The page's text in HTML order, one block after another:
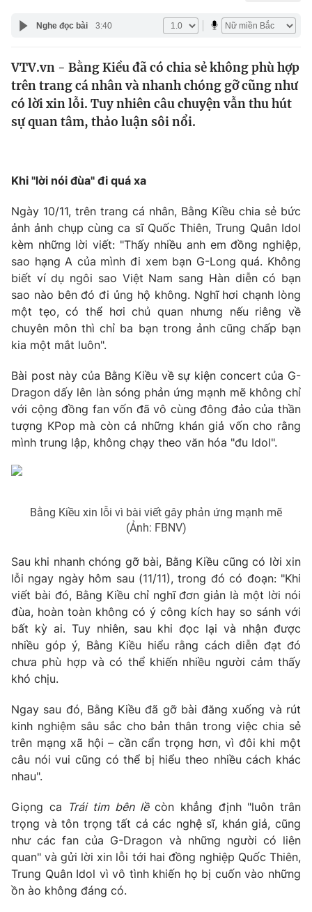
Y tế
Thế giới
Tin tức
Thế giới đó đây
Kinh tế
Phim VTV
Hậu trường
Nhân vật
Khán giả
Giải sao mai
Giải trí
Điện ảnh
Âm nhạc
Sao
Đời sống
Du lịch
Làm đẹp
Giáo dục
Tuyển sinh
Học trực tuyến
Công nghệ
Hitech Công nghệ tương lai
Sản phẩm
Thị trường
Tư vấn
Giao lưu trực tuyến
Lịch phát sóng
Emagazine Podcast
Photo Infographic
Video Shorts video
VTV Money VTV Thể thao
VTV Sức khoẻ
Thị trường 24h Tấm lòng Việt
VTV4 Vươn mình bằng AI
Liên hệ tòa soạn English
Nghe đọc bài 3:40
VTV.vn - Bằng Kiều đã có chia sẻ không phù hợp
trên trang cá nhân và nhanh chóng gỡ cũng như
có lời xin lỗi. Tuy nhiên câu chuyện vẫn thu hút
sự quan tâm, thảo luận sôi nổi.
Khi "lời nói đùa" đi quá xa
Ngày 10/11, trên trang cá nhân, Bằng Kiều chia sẻ bức
ảnh ảnh chụp cùng ca sĩ Quốc Thiên, Trung Quân Idol
kèm những lời viết: "Thấy nhiều anh em đồng nghiệp,
sao hạng A của mình đi xem bạn G-Long quá. Không
biết ví dụ ngôi sao Việt Nam sang Hàn diễn có bạn
sao nào bên đó đi ủng hộ không. Nghĩ hơi chạnh lòng
một tẹo, có thể hơi chủ quan nhưng nếu riêng về
chuyên môn thì chỉ ba bạn trong ảnh cũng chấp bạn
kia một mắt luôn".
Bài post này của Bằng Kiều về sự kiện concert của G-
Dragon dấy lên làn sóng phản ứng mạnh mẽ không chỉ
với cộng đồng fan vốn đã vô cùng đông đảo của thần
tượng KPop mà còn cả những khán giả vốn cho rằng
mình trung lập, không chạy theo văn hóa "đu Idol".
Bằng Kiều xin lỗi vì bài viết gây phản ứng mạnh mẽ
(Ảnh: FBNV)
Sau khi nhanh chóng gỡ bài, Bằng Kiều cũng có lời xin
lỗi ngay ngày hôm sau (11/11), trong đó có đoạn: "Khi
viết bài đó, Bằng Kiều chỉ nghĩ đơn giản là một lời nói
đùa, hoàn toàn không có ý công kích hay so sánh với
bất kỳ ai. Tuy nhiên, sau khi đọc lại và nhận được
nhiều góp ý, Bằng Kiều hiểu rằng cách diễn đạt đó
chưa phù hợp và có thể khiến nhiều người cảm thấy
khó chịu.
Ngay sau đó, Bằng Kiều đã gỡ bài đăng xuống và rút
kinh nghiệm sâu sắc cho bản thân trong việc chia sẻ
trên mạng xã hội – cần cẩn trọng hơn, vì đôi khi một
câu nói vui cũng có thể bị hiểu theo nhiều cách khác
nhau".
Giọng ca Trái tim bên lềcòn khẳng định "luôn trân
trọng và tôn trọng tất cả các nghệ sĩ, khán giả, cũng
như các fan của G-Dragon và những người có liên
quan" và gửi lời xin lỗi tới hai đồng nghiệp Quốc Thiên,
Trung Quân Idol vì vô tình khiến họ bị cuốn vào những
ồn ào không đáng có.